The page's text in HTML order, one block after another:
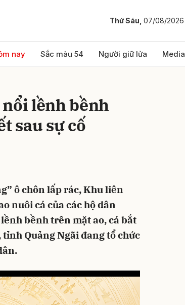
Thứ Sáu, 07/08/2026
nay Sắc màu 54 Người giữ lửa Media
lềnh bềnh
sau sự cố
ô chôn lấp rác, Khu liên
nuôi cá của các hộ dân
bềnh trên mặt ao, cá bắt
tỉnh Quảng Ngãi đang tổ chức